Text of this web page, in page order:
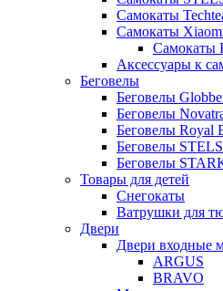
Самокаты
Самокаты
Самокаты
Аксессуары к
Беговелы
Беговелы
Беговелы
Беговелы Royal
Беговелы STELS
Беговелы
Товары для детей
Снегокаты
Ватрушки для
Двери
Двери входные
ARGUS
BRAVO